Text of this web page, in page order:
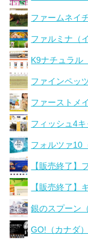
ファームネイ
ファルミナ（
K9ナチュラル
ファインペッ
ファーストメ
フィッシュ4キ
フォルツァ10
【販売終了】
【販売終了】
銀のスプーン
GO!（カナダ）